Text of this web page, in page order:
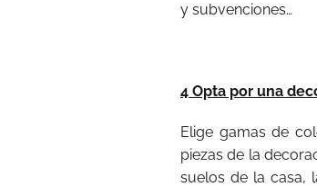
y subvenciones…
4 Opta por una
Elige gamas de
piezas de la
suelos de la casa,